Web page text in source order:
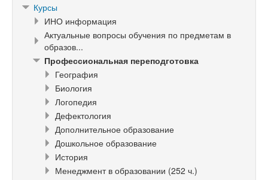
Курсы
ИНО информация
Актуальные вопросы обучения по предметам в
образов...
Профессиональная переподготовка
География
Биология
Логопедия
Дефектология
Дополнительное образование
Дошкольное образование
История
Менеджмент в образовании (252 ч.)